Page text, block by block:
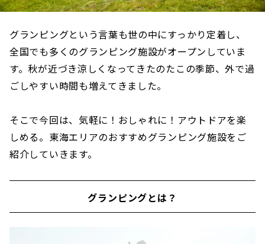
グランピングという言葉も世の中にすっかり定着し、
全国でも多くのグランピング施設がオープンしていま
す。秋が近づき涼しくなってきたのたこの季節、外で過
ごしやすい時間も増えてきました。
そこで今回は、気軽に！おしゃれに！アウトドアを楽
しめる。東海エリアのおすすめグランピング施設をご
紹介していきます。
グランピングとは？